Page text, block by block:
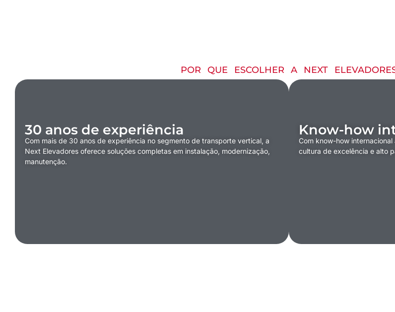
POR QUE ESCOLHER A NEXT
30 anos de experiência
Com mais de 30 anos de experiência no segmento de transporte vertical, a
Next Elevadores oferece soluções completas em instalação, modernização,
manutenção.
Know-how
Com know-how
cultura de excelência e alto